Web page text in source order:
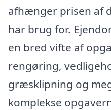
afhænger prisen af
har brug for.
en bred vifte af
rengøring,
græsklipning og
komplekse